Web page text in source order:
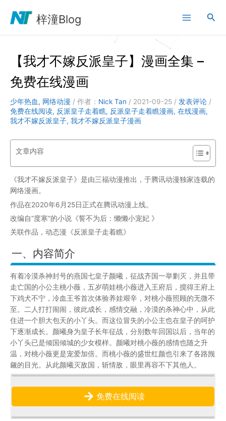
梓潼Blog
搜
【我才不嫁反派皇子】漫画全集 –
免费在线漫画
少年热血, 网络动漫 / 作者： Nick Tan / 2021-09-25 / 发表评论 /
免费在线阅读, 反派皇子走着瞧, 反派皇子走着瞧漫画, 在线漫画,
我才不嫁反派皇子, 我才不嫁反派皇子漫画
文章内容
《我才不嫁反派皇子》是由三福动漫推出，于腾讯动漫独家连载的
网络漫画。
作品在2020年6月25日正式在腾讯动漫上线。
改编自“度寒”的小说《誓不为后：懒懒小宠妃 》
关联作品，动态漫《反派皇子走着瞧》
一、内容简介
有着冷漠杀神封号的燕国七皇子颜曦，征战齐国一举剿灭，并且带
走亡国的小公主桃小薇，五岁萌娃桃小薇进入王府后，搅得王府上
下鸡犬不宁，冷血王爷首次体验养娃艰辛，对桃小薇照顾的无微不
至。二人打打闹闹，彼此成长，感情交融，冷漠的杀神心中，从此
住进一个胆大包天的小丫头。而这位冒失的小公主也在皇子的呵护
下逐渐成长。颜曦身为皇子长年征战，分别数年回国以后，当年的
小丫头已是倾国倾城的少女模样。颜曦对桃小薇的感情也随之升
温，对桃小薇更是宠爱加倍。而桃小薇的盛世红颜也引来了各路觊
觎的目光。从此颜曦灭敌国，斩情敌，眼里再容不下其他人。
免费在线阅读